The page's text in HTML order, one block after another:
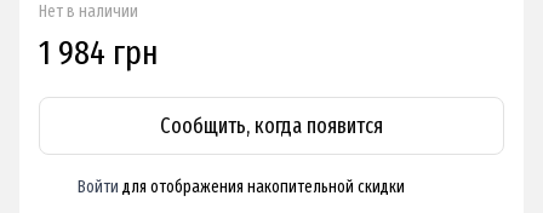
Нет в наличии
1 984 грн
Сообщить, когда появится
Войти для отображения накопительной скидки